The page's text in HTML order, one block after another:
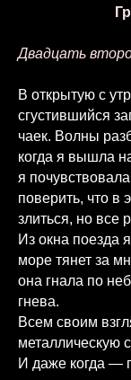
Двадцать
В открытую с
сгустившийся
чаек. Волны
когда я вышла
я
поверить, что в
злиться, но все
Из окна поезда
море тянет за
она гнала по
гнева.
Всем своим
металлическую
И даже когда —